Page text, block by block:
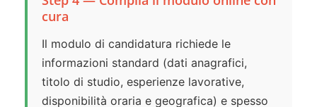
cura
Il modulo di candidatura richiede le
informazioni standard (dati anagrafici,
titolo di studio, esperienze lavorative,
disponibilità oraria e geografica) e spesso